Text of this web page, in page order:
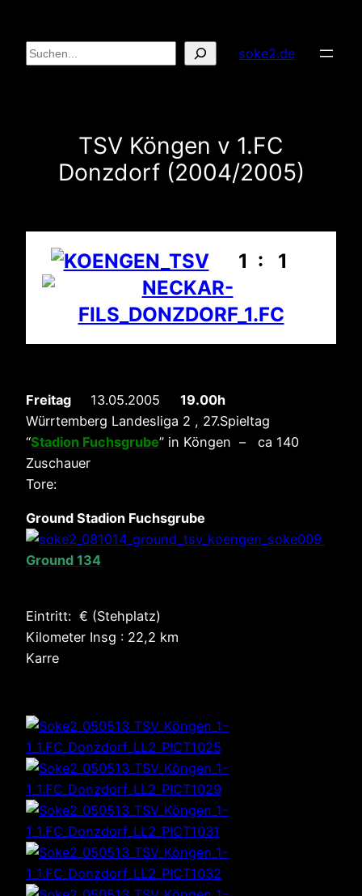
Inhalt
springen
Suchen soke2.de
TSV Köngen v 1.FC
Donzdorf (2004/2005)
1 : 1
Freitag 13.05.2005
19.00h
Würrtemberg Landesliga 2 , 27.Spieltag
“Stadion Fuchsgrube” in Köngen – ca 140
Zuschauer
Tore:
Ground Stadion Fuchsgrube
Ground 134
Eintritt: € (Stehplatz)
Kilometer Insg : 22,2 km
Karre